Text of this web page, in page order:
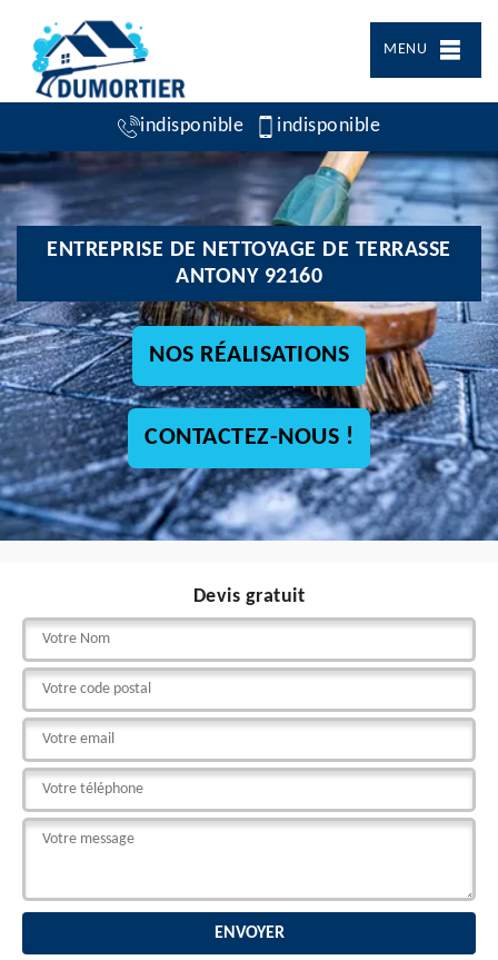
MENU
indisponible indisponible
ENTREPRISE DE NETTOYAGE DE TERRASSE
ANTONY 92160
NOS RÉALISATIONS
CONTACTEZ-NOUS !
Devis gratuit